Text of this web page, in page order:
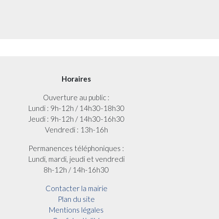
Horaires
Ouverture au public :
Lundi : 9h-12h / 14h30-18h30
Jeudi : 9h-12h / 14h30-16h30
Vendredi : 13h-16h
Permanences téléphoniques :
Lundi, mardi, jeudi et vendredi
8h-12h / 14h-16h30
Contacter la mairie
Plan du site
Mentions légales